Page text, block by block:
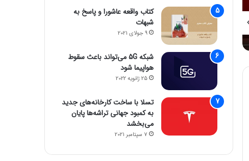
جمینای یا کوپایلوت؟ مقایسه دو چت‌بات قدرتمند هوش مصنوعی
8 ژانویه 2026 8 ژانویه 2026
کتاب واقعه عاشورا و پاسخ به
شبهات
9 جولای 2021
شبکه 5G می‌تواند باعث سقوط
هواپیما شود
25 ژانویه 2022
تسلا با ساخت کارخانه‌های جدید
به کمبود جهانی تراشه‌ها پایان
می‌بخشد
7 سپتامبر 2021